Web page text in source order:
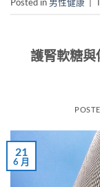
護腎軟糖與
21
6 月